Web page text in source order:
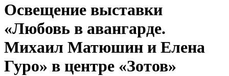
Освещение выставки
«Любовь в авангарде.
Михаил Матюшин и Елена
Гуро» в центре «Зотов»